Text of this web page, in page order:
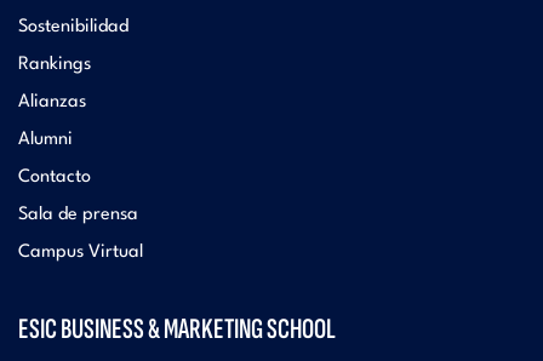
Sostenibilidad
Rankings
Alianzas
Alumni
Contacto
Sala de prensa
Campus Virtual
ESIC BUSINESS & MARKETING SCHOOL